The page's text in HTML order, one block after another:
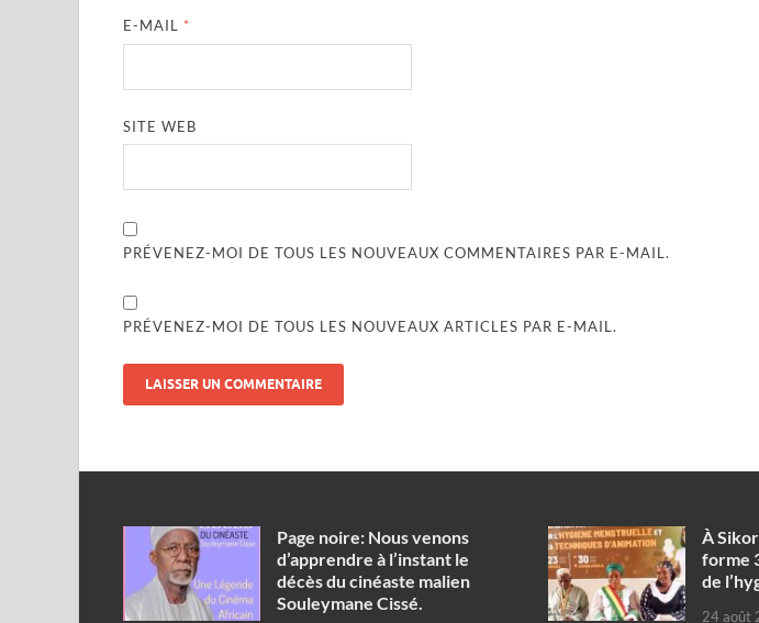
E-MAIL *
SITE WEB
PRÉVENEZ-MOI DE TOUS LES NOUVEAUX COMMENTAIRES PAR E-MAIL.
PRÉVENEZ-MOI DE TOUS LES NOUVEAUX ARTICLES PAR E-MAIL.
Page noire: Nous venons
d’apprendre à l’instant le
décès du cinéaste malien
Souleymane Cissé.
À
forme
de
24 août